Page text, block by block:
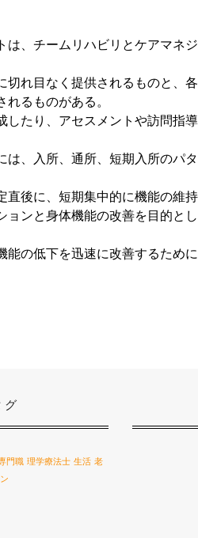
、チームリハビリとケアマネ
れ目なく提供されるものと、
るものがある。
たり、アセスメントや訪問指
、入所、通所、短期入所のパ
後に、短期集中的に機能の維
ンと身体機能の改善を目的と
の低下を迅速に改善するために
グ
門職 理学療法士 生活 老